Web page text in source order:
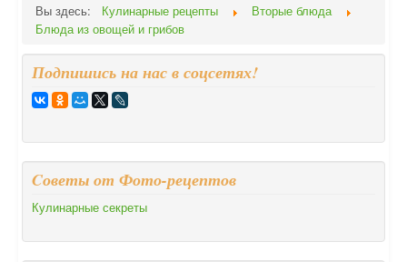
Вы здесь:
Кулинарные рецепты
Вторые блюда
Блюда из овощей и грибов
Подпишись на нас в соцсетях!
Cоветы от Фото-рецептов
Кулинарные секреты